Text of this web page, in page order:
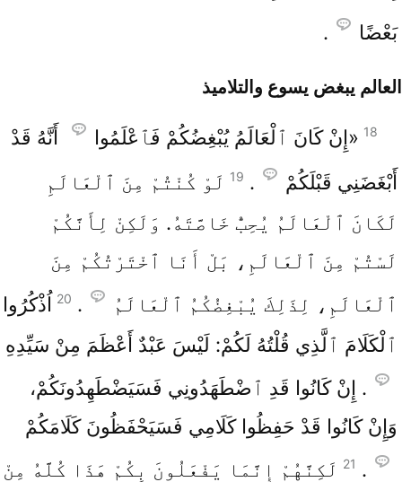
بَعْضًا
.
العالم يبغض يسوع والتلاميذ
18 «إِنْ كَانَ ٱلْعَالَمُ يُبْغِضُكُمْ فَٱعْلَمُوا
أَنَّهُ قَدْ
أَبْغَضَنِي قَبْلَكُمْ
.
19 لَوْ كُنْتُمْ مِنَ ٱلْعَالَمِ
لَكَانَ ٱلْعَالَمُ يُحِبُّ خَاصَّتَهُ. وَلَكِنْ لِأَنَّكُمْ
لَسْتُمْ مِنَ ٱلْعَالَمِ، بَلْ أَنَا ٱخْتَرْتُكُمْ مِنَ
ٱلْعَالَمِ، لِذَلِكَ يُبْغِضُكُمُ ٱلْعَالَمُ
.
20 اُذْكُرُوا
ٱلْكَلَامَ ٱلَّذِي قُلْتُهُ لَكُمْ: لَيْسَ عَبْدٌ أَعْظَمَ مِنْ سَيِّدِهِ
. إِنْ كَانُوا قَدِ ٱضْطَهَدُونِي فَسَيَضْطَهِدُونَكُمْ،
وَإِنْ كَانُوا قَدْ حَفِظُوا كَلَامِي فَسَيَحْفَظُونَ كَلَامَكُمْ
.
21 لَكِنَّهُمْ إِنَّمَا يَفْعَلُونَ بِكُمْ هَذَا كُلَّهُ مِنْ